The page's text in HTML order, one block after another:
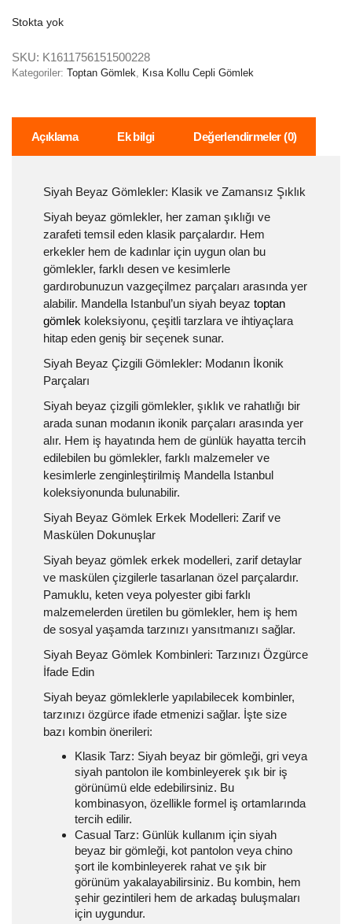
Stokta yok
SKU: K1611756151500228
Kategoriler: Toptan Gömlek, Kısa Kollu Cepli Gömlek
Açıklama Ek bilgi Değerlendirmeler (0)
Siyah Beyaz Gömlekler: Klasik ve Zamansız Şıklık
Siyah beyaz gömlekler, her zaman şıklığı ve
zarafeti temsil eden klasik parçalardır. Hem
erkekler hem de kadınlar için uygun olan bu
gömlekler, farklı desen ve kesimlerle
gardırobunuzun vazgeçilmez parçaları arasında yer
alabilir. Mandella Istanbul’un siyah beyaz toptan
gömlek koleksiyonu, çeşitli tarzlara ve ihtiyaçlara
hitap eden geniş bir seçenek sunar.
Siyah Beyaz Çizgili Gömlekler: Modanın İkonik
Parçaları
Siyah beyaz çizgili gömlekler, şıklık ve rahatlığı bir
arada sunan modanın ikonik parçaları arasında yer
alır. Hem iş hayatında hem de günlük hayatta tercih
edilebilen bu gömlekler, farklı malzemeler ve
kesimlerle zenginleştirilmiş Mandella Istanbul
koleksiyonunda bulunabilir.
Siyah Beyaz Gömlek Erkek Modelleri: Zarif ve
Maskülen Dokunuşlar
Siyah beyaz gömlek erkek modelleri, zarif detaylar
ve maskülen çizgilerle tasarlanan özel parçalardır.
Pamuklu, keten veya polyester gibi farklı
malzemelerden üretilen bu gömlekler, hem iş hem
de sosyal yaşamda tarzınızı yansıtmanızı sağlar.
Siyah Beyaz Gömlek Kombinleri: Tarzınızı Özgürce
İfade Edin
Siyah beyaz gömleklerle yapılabilecek kombinler,
tarzınızı özgürce ifade etmenizi sağlar. İşte size
bazı kombin önerileri:
Klasik Tarz: Siyah beyaz bir gömleği, gri veya
siyah pantolon ile kombinleyerek şık bir iş
görünümü elde edebilirsiniz. Bu
kombinasyon, özellikle formel iş ortamlarında
tercih edilir.
Casual Tarz: Günlük kullanım için siyah
beyaz bir gömleği, kot pantolon veya chino
şort ile kombinleyerek rahat ve şık bir
görünüm yakalayabilirsiniz. Bu kombin, hem
şehir gezintileri hem de arkadaş buluşmaları
için uygundur.